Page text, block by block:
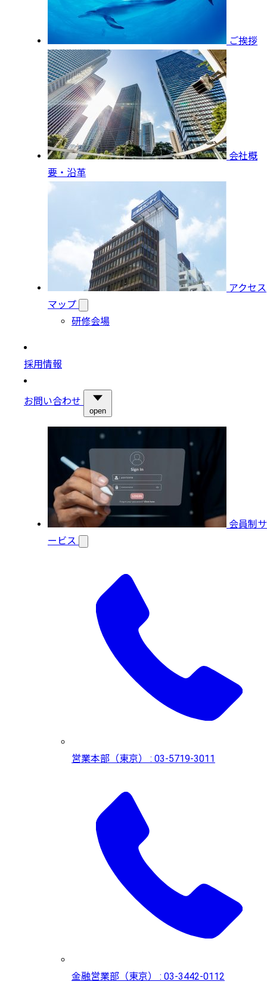
ご挨拶
会社概
要・沿革
アクセス
マップ
研修会場
採用情報
お問い合わせ
open
会員制サ
ービス
営業本部（東京） : 03-5719-3011
金融営業部（東京） : 03-3442-0112